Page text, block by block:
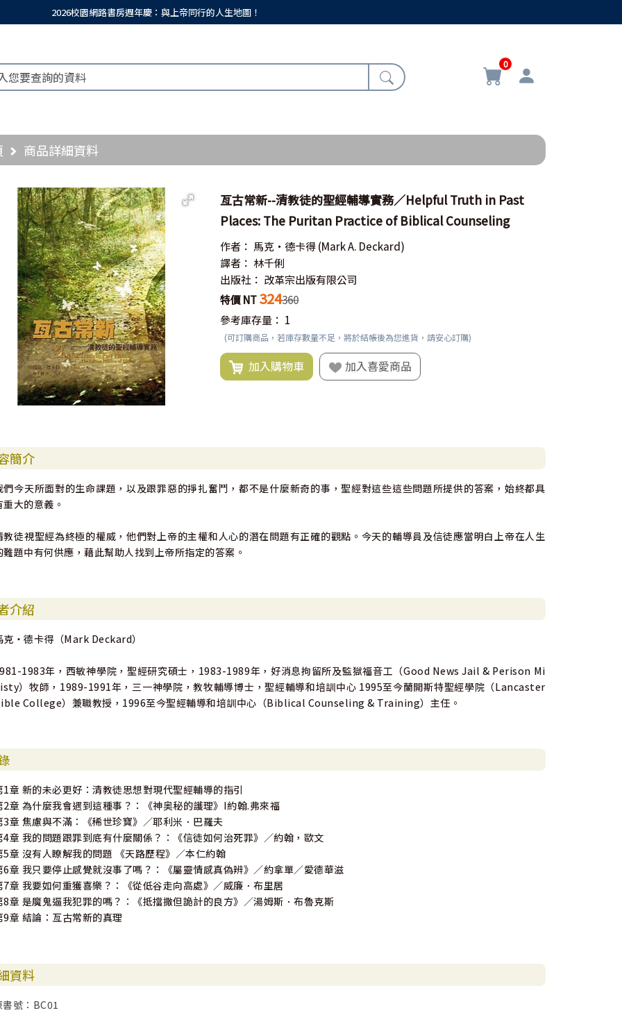
2026校園網路書房週年慶：與上帝同行的人生地圖！
0
商品詳細資料
亙古常新--清教徒的聖經輔導實務／Helpful Truth in Past
Places: The Puritan Practice of Biblical Counseling
作者： 馬克‧德卡得(Mark A. Deckard)
譯者： 林千俐
出版社： 改革宗出版有限公司
特價 NT324360
參考庫存量： 1
(可訂購商品，若庫存數量不足，將於結帳後為您進貨，請安心訂購)
加入購物車 加入喜愛商品
簡介
們今天所面對的生命課題，以及跟罪惡的掙扎奮鬥，都不是什麼新奇的事，聖經對這些這些問題所提供的答案，始終都具
重大的意義。
教徒視聖經為終極的權威，他們對上帝的主權和人心的潛在問題有正確的觀點。今天的輔導員及信徒應當明白上帝在人生
難題中有何供應，藉此幫助人找到上帝所指定的答案。
介紹
克‧德卡得（Mark Deckard）
1983年，西敏神學院，聖經研究碩士，1983-1989年，好消息拘留所及監獄福音工（Good News Jail & Perison Mi
）牧師，1989-1991年，三一神學院，教牧輔導博士，聖經輔導和培訓中心 1995至今蘭開斯特聖經學院（Lancaster
College）兼職教授，1996至今聖經輔導和培訓中心（Biblical Counseling & Training）主任。
1章 新的未必更好：清教徒思想對現代聖經輔導的指引
2章 為什麼我會遇到這種事？：《神奥秘的護理》I約翰.弗來福
3章 焦慮與不滿：《稀世珍寶》／耶利米．巴羅夫
4章 我的問題跟罪到底有什麼關係？：《信徒如何治死罪》／約翰，歐文
5章 沒有人瞭解我的問題 《天路歷程》／本仁約翰
6章 我只要停止感覺就沒事了嗎？：《屬靈情感真偽辨》／約拿單／愛德華滋
7章 我要如何重獲喜樂？：《從低谷走向高處》／威廉．布里居
8章 是魔鬼逼我犯罪的嗎？：《抵擋撒但詭計的良方》／湯姆斯．布魯克斯
9章 結論：亙古常新的真理
資料
書號：BC01